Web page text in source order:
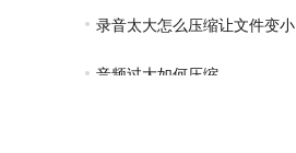
录音太大怎么压缩让文件变小
音频过大如何压缩